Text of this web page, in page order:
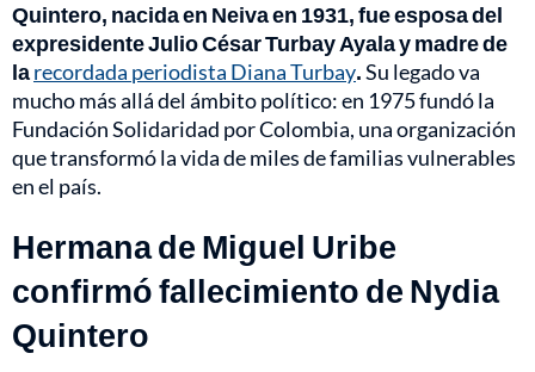
Quintero, nacida en Neiva en 1931, fue esposa del
expresidente Julio César Turbay Ayala y madre de
larecordada periodista Diana Turbay.Su legado va
mucho más allá del ámbito político: en 1975 fundó la
Fundación Solidaridad por Colombia, una organización
que transformó la vida de miles de familias vulnerables
en el país.
Hermana de Miguel Uribe
confirmó fallecimiento de Nydia
Quintero